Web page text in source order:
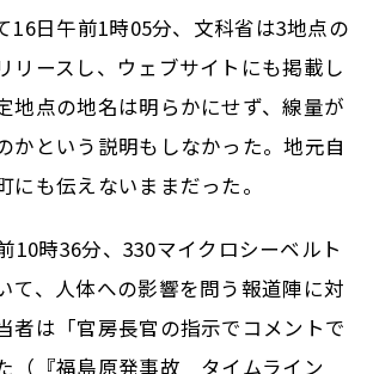
16日午前1時05分、文科省は3地点の
リースし、ウェブサイトにも掲載し
地点の地名は明らかにせず、線量が
かという説明もしなかった。地元自
にも伝えないままだった。
10時36分、330マイクロシーベルト
て、人体への影響を問う報道陣に対
者は「官房長官の指示でコメントで
（『福島原発事故 タイムライン